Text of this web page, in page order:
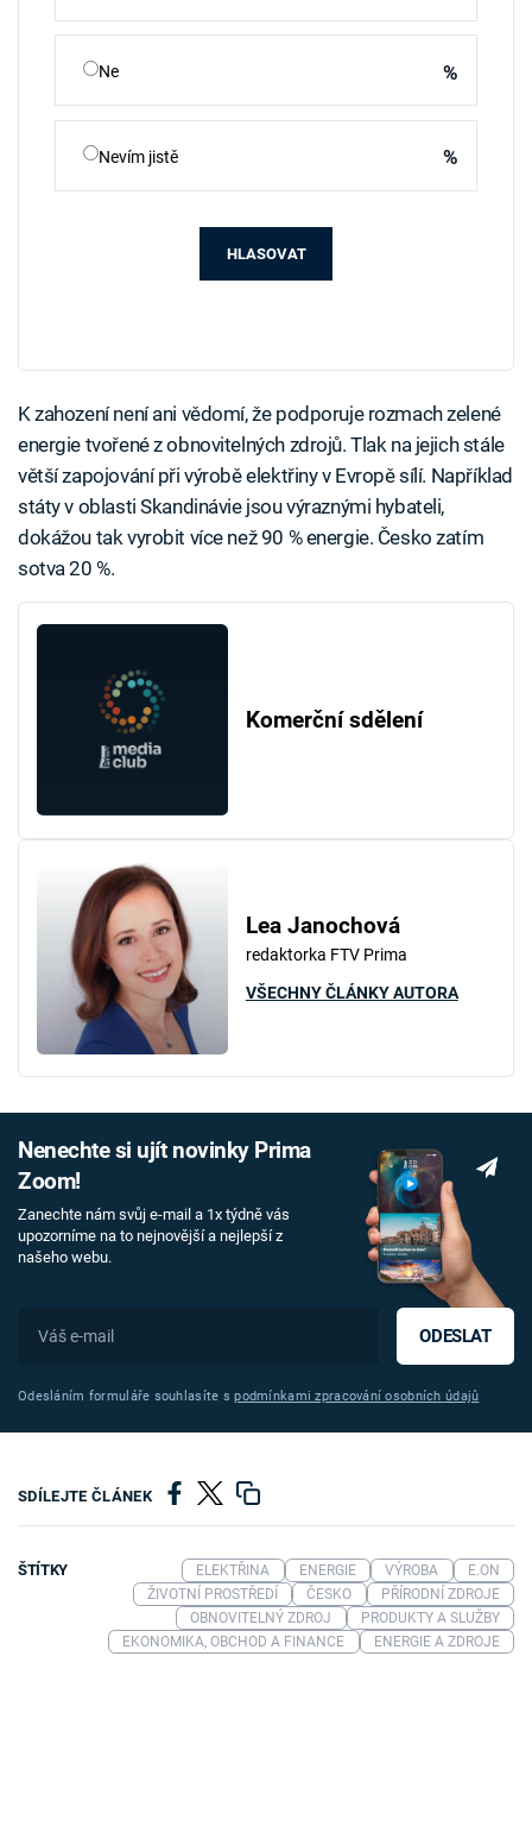
Ne %
Nevím jistě %
HLASOVAT
K zahození není ani vědomí, že podporuje rozmach zelené
energie tvořené z obnovitelných zdrojů. Tlak na jejich stále
větší zapojování při výrobě elektřiny v Evropě sílí. Například
státy v oblasti Skandinávie jsou výraznými hybateli,
dokážou tak vyrobit více než 90 % energie. Česko zatím
sotva 20 %.
Komerční sdělení
Lea Janochová
redaktorka FTV Prima
VŠECHNY ČLÁNKY AUTORA
Nenechte si ujít novinky Prima
Zoom!
Zanechte nám svůj e-mail a 1x týdně vás
upozorníme na to nejnovější a nejlepší z
našeho webu.
ODESLAT
Odesláním formuláře souhlasíte spodmínkami zpracování osobních údajů
SDÍLEJTE ČLÁNEK
ŠTÍTKY ELEKTŘINA ENERGIE VÝROBA
E.ON
ŽIVOTNÍ PROSTŘEDÍ
ČESKO
PŘÍRODNÍ ZDROJE
OBNOVITELNÝ ZDROJ
PRODUKTY A SLUŽBY
EKONOMIKA, OBCHOD A FINANCE
ENERGIE A ZDROJE